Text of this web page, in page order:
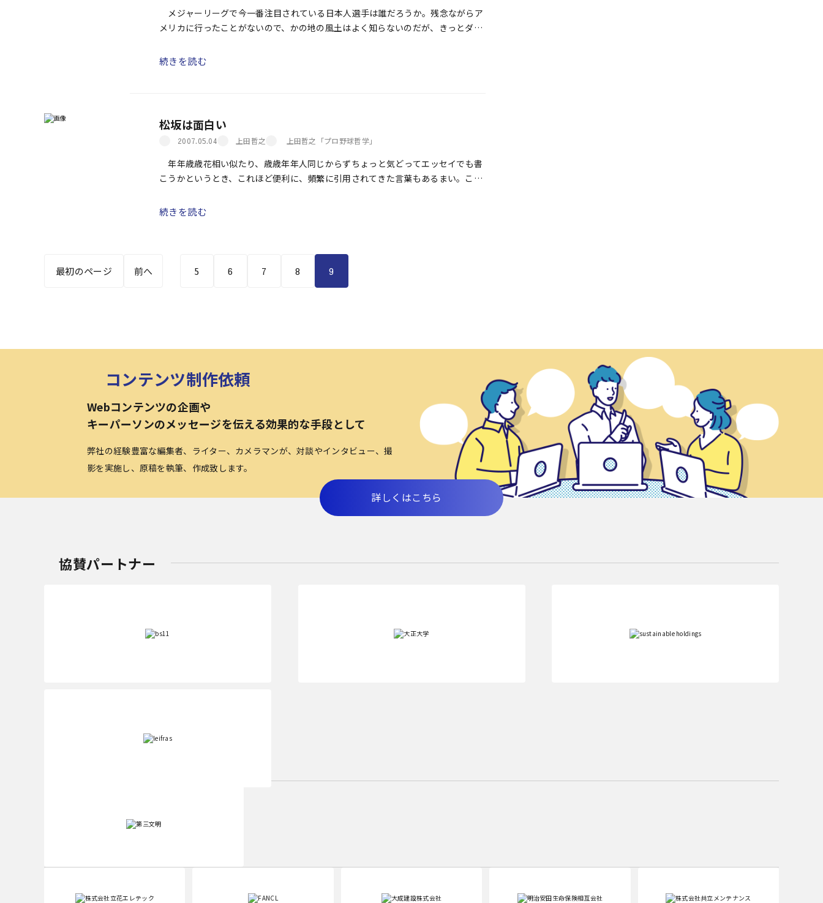
メジャーリーグで今一番注目されている日本人選手は誰だろうか。残念ながらア
メリカに行ったことがないので、かの地の風土はよく知らないのだが、きっとダイ
ヒデッキーでも、レッドソックスの岡島秀樹なのではないだろうか。
続きを読む
松坂は面白い
2007.05.04 上田哲之 上田哲之「プロ野球哲学」
年年歳歳花相い似たり、歳歳年年人同じからず――ちょっと気どってエッセイでも書
こうかというとき、これほど便利に、頻繁に引用されてきた言葉もあるまい。これ
しながら、つい使ってしまいました。世の中は毎年何も変わらないように見えるけ
続きを読む
最初のページ 前へ 5 6 7 8 9
コンテンツ制作依頼
Webコンテンツの企画や
キーパーソンのメッセージを伝える効果的な手段として
弊社の経験豊富な編集者、ライター、カメラマンが、対談やインタビュー、撮
影を実施し、原稿を執筆、作成致します。
詳しくはこちら
協賛パートナー